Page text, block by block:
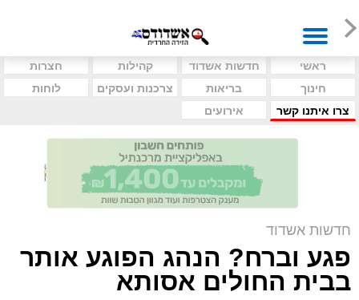
ראשי חדשות אשדוד קהילות
חצרות
חינוך
בריאות צרכנות ועסקים
לוחות
צרו איתנו קשר
אירועים
חדשות אשדוד
פגע וברח? הנהג הפוגע אותר
בבית החולים אסותא